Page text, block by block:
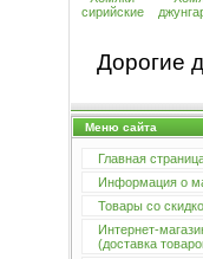
сирийские
Дорогие
Меню сайта
Главная
Информация о
Товары со
Интернет-
(доставка